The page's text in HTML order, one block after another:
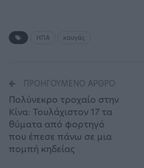
ΗΠΑ καυγάς
ΠΡΟΗΓΟΎΜΕΝΟ ΆΡΘΡΟ
Πολύνεκρο τροχαίο στην
Κίνα: Τουλάχιστον 17 τα
θύματα από φορτηγό
που έπεσε πάνω σε μια
πομπή κηδείας